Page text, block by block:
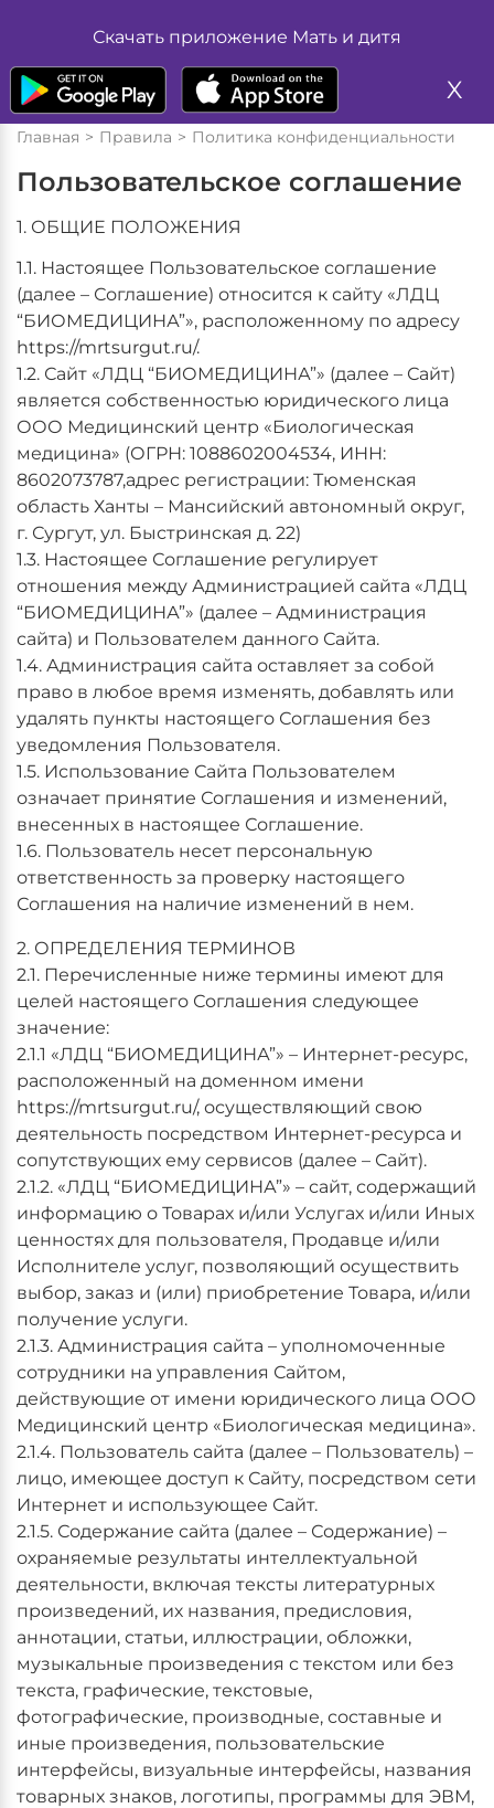
Размер шрифта
А
Цвет
Изображение
Вкл
Выкл
Обычная версия
Запись на прием
Главная Правила Политика конфиденциальности
Пользовательское соглашение
1. ОБЩИЕ ПОЛОЖЕНИЯ
1.1. Настоящее Пользовательское соглашение
(далее – Соглашение) относится к сайту «ЛДЦ
“БИОМЕДИЦИНА”», расположенному по адресу
https://mrtsurgut.ru/.
1.2. Сайт «ЛДЦ “БИОМЕДИЦИНА”» (далее – Сайт)
является собственностью юридического лица
ООО Медицинский центр «Биологическая
медицина» (ОГРН: 1088602004534, ИНН:
8602073787,адрес регистрации: Тюменская
область Ханты – Мансийский автономный округ,
г. Сургут, ул. Быстринская д. 22)
1.3. Настоящее Соглашение регулирует
отношения между Администрацией сайта «ЛДЦ
“БИОМЕДИЦИНА”» (далее – Администрация
сайта) и Пользователем данного Сайта.
1.4. Администрация сайта оставляет за собой
право в любое время изменять, добавлять или
удалять пункты настоящего Соглашения без
уведомления Пользователя.
1.5. Использование Сайта Пользователем
означает принятие Соглашения и изменений,
внесенных в настоящее Соглашение.
1.6. Пользователь несет персональную
ответственность за проверку настоящего
Соглашения на наличие изменений в нем.
2. ОПРЕДЕЛЕНИЯ ТЕРМИНОВ
2.1. Перечисленные ниже термины имеют для
целей настоящего Соглашения следующее
значение:
2.1.1 «ЛДЦ “БИОМЕДИЦИНА”» – Интернет-ресурс,
расположенный на доменном имени
https://mrtsurgut.ru/, осуществляющий свою
деятельность посредством Интернет-ресурса и
сопутствующих ему сервисов (далее – Сайт).
2.1.2. «ЛДЦ “БИОМЕДИЦИНА”» – сайт, содержащий
информацию о Товарах и/или Услугах и/или Иных
ценностях для пользователя, Продавце и/или
Исполнителе услуг, позволяющий осуществить
выбор, заказ и (или) приобретение Товара, и/или
получение услуги.
2.1.3. Администрация сайта – уполномоченные
сотрудники на управления Сайтом,
действующие от имени юридического лица ООО
Медицинский центр «Биологическая медицина».
2.1.4. Пользователь сайта (далее – Пользователь) –
лицо, имеющее доступ к Сайту, посредством сети
Интернет и использующее Сайт.
2.1.5. Содержание сайта (далее – Содержание) –
охраняемые результаты интеллектуальной
деятельности, включая тексты литературных
произведений, их названия, предисловия,
аннотации, статьи, иллюстрации, обложки,
музыкальные произведения с текстом или без
текста, графические, текстовые,
фотографические, производные, составные и
иные произведения, пользовательские
интерфейсы, визуальные интерфейсы, названия
товарных знаков, логотипы, программы для ЭВМ,
Скачать приложение Мать и дитя
X